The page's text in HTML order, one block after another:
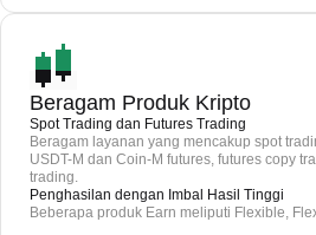
Beragam Produk Kripto
Spot Trading dan Futures Trading
Beragam layanan yang mencakup spot
USDT-M dan Coin-M futures, futures copy
trading.
Penghasilan dengan Imbal Hasil Tinggi
Beberapa produk Earn meliputi Flexible,